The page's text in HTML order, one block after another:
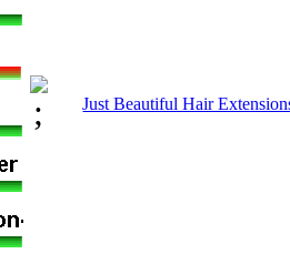
; Just Beautiful Hair